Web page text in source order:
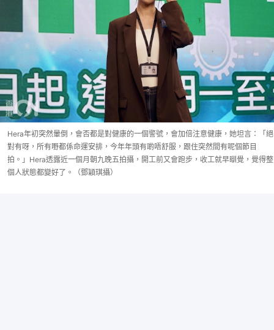
Hera年初突然暈倒，會否都是對健康的一個警號，會加倍注意健康，她坦言：「絕
對有呀，所有嘢都係命運安排，今年年頭有啲唔舒服，跟住突然間有呢個節目
拍。」Hera透露近一個月朝九晚五拍攝，開工前又會跑步，收工就早瞓覺，覺得整
個人狀態都變好了。（鄧穎琪攝）